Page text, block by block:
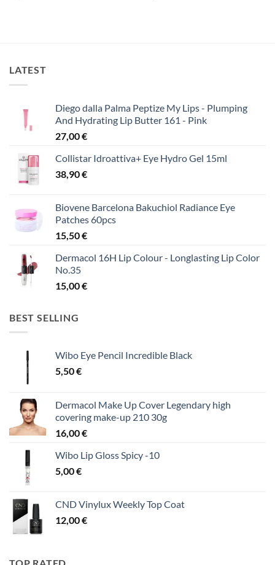
LATEST
Diego dalla Palma Peptize My Lips - Plumping
And Hydrating Lip Butter 161 - Pink
27,00€
Collistar Idroattiva+ Eye Hydro Gel 15ml
38,90€
Biovene Barcelona Bakuchiol Radiance Eye
Patches 60pcs
15,50€
Dermacol 16H Lip Colour - Longlasting Lip Color
No.35
15,00€
BEST SELLING
Wibo Eye Pencil Incredible Black
5,50€
Dermacol Make Up Cover Legendary high
covering make-up 210 30g
16,00€
Wibo Lip Gloss Spicy -10
5,00€
CND Vinylux Weekly Top Coat
12,00€